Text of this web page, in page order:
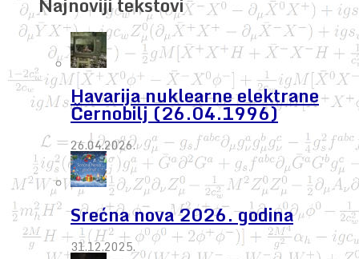
Havarija nuklearne elektrane
Černobilj (26.04.1996)
26.04.2026.
Srećna nova 2026. godina
31.12.2025.